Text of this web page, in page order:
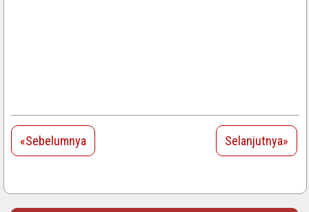
«Sebelumnya Selanjutnya»